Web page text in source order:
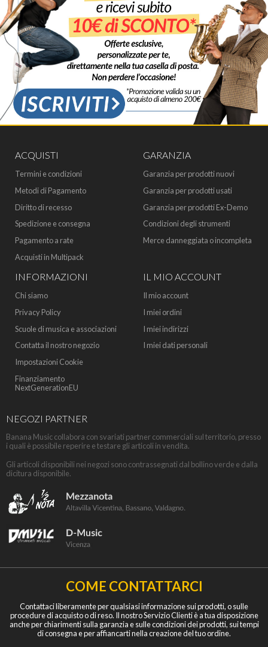
ACQUISTI
Termini e condizioni
Metodi di Pagamento
Diritto di recesso
Spedizione e consegna
Pagamento a rate
Acquisti in Multipack
GARANZIA
Garanzia per prodotti nuovi
Garanzia per prodotti usati
Garanzia per prodotti Ex-Demo
Condizioni degli strumenti
Merce danneggiata o incompleta
INFORMAZIONI
Chi siamo
Privacy Policy
Scuole di musica e associazioni
Contatta il nostro negozio
Impostazioni Cookie
Finanziamento
NextGenerationEU
IL MIO ACCOUNT
Il mio account
I miei ordini
I miei indirizzi
I miei dati personali
NEGOZI PARTNER
Banana Music collabora con svariati partner commerciali sul territorio, presso
i quali è possibile reperire e testare gli articoli in vendita.
Gli articoli disponibili nei negozi sono contrassegnati dal bollino verde e dalla
dicitura disponibile.
COME CONTATTARCI
Contattaci liberamente per qualsiasi informazione sui prodotti, o sulle
procedure di acquisto o di reso. Il nostro Servizio Clienti è a tua disposizione
anche per chiarimenti sulla garanzia e sulle condizioni dei prodotti, sui tempi
di consegna e per affiancarti nella creazione del tuo ordine.